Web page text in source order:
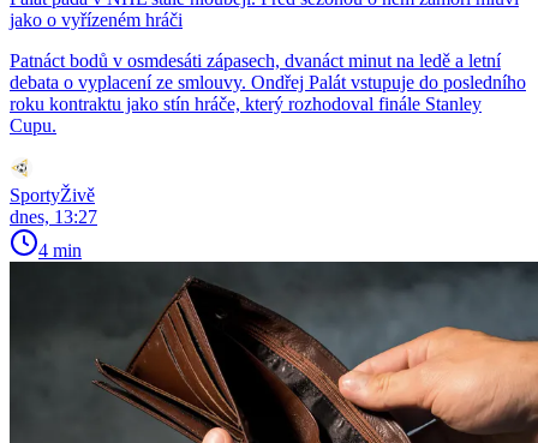
jako o vyřízeném hráči
Patnáct bodů v osmdesáti zápasech, dvanáct minut na ledě a letní
debata o vyplacení ze smlouvy. Ondřej Palát vstupuje do posledního
roku kontraktu jako stín hráče, který rozhodoval finále Stanley
Cupu.
SportyŽivě
dnes, 13:27
4 min